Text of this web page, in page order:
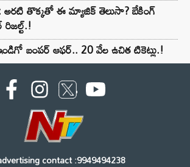
అరటి తొక్కతో ఈ మ్యాజిక్ తెలుసా? బేకింగ్
బంపర్ ఆఫర్.. 20 వేల ఉచిత టికెట్లు.!
contact :9949494238